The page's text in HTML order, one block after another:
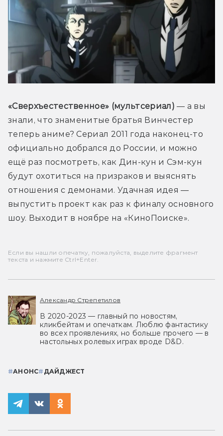
«Сверхъестественное» (мультсериал) — а вы
знали, что знаменитые братья Винчестер
теперь аниме? Сериал 2011 года наконец-то
официально добрался до России, и можно
ещё раз посмотреть, как Дин-кун и Сэм-кун
будут охотиться на призраков и выяснять
отношения с демонами. Удачная идея —
выпустить проект как раз к финалу основного
шоу. Выходит в ноябре на «КиноПоиске».
Если вы нашли опечатку, пожалуйста, выделите фрагмент
текста и нажмите Ctrl+Enter.
Александр Стрепетилов
В 2020-2023 — главный по новостям,
кликбейтам и опечаткам. Люблю фантастику
во всех проявлениях, но больше прочего — в
настольных ролевых играх вроде D&D.
#АНОНС# ДАЙДЖЕСТ